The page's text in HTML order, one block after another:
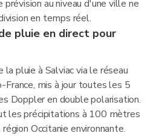
au niveau d'une ville ne
en temps réel.
pluie en direct pour
pluie à Salviac via le réseau
mis à jour toutes les 5
Doppler en double polarisation.
les précipitations à 100 mètres
Occitanie environnante.